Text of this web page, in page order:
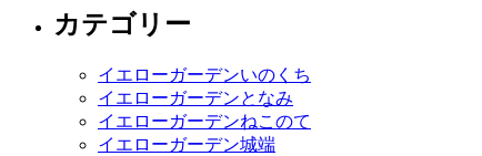
カテゴリー
イエローガーデンいのくち
イエローガーデンとなみ
イエローガーデンねこのて
イエローガーデン城端